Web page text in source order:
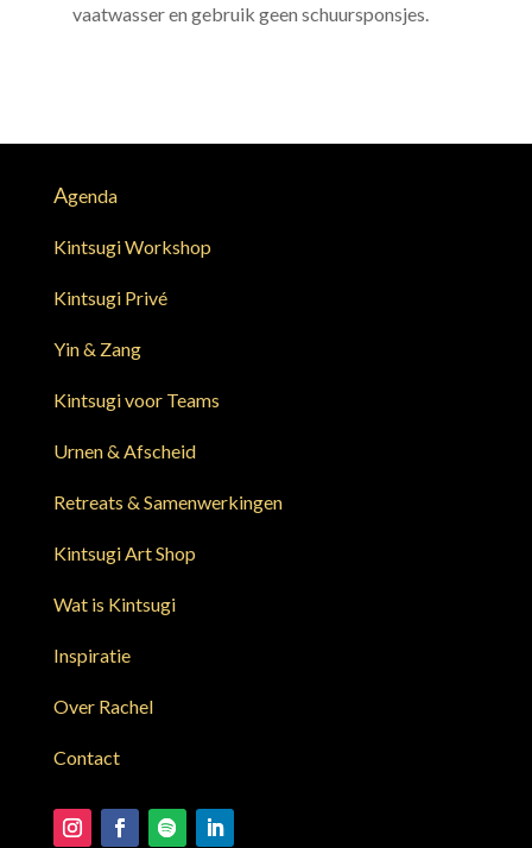
vaatwasser en gebruik geen schuursponsjes.
Agenda
Kintsugi Workshop
Kintsugi Privé
Yin & Zang
Kintsugi voor Teams
Urnen & Afscheid
Retreats & Samenwerkingen
Kintsugi Art Shop
Wat is Kintsugi
Inspiratie
Over Rachel
Contact